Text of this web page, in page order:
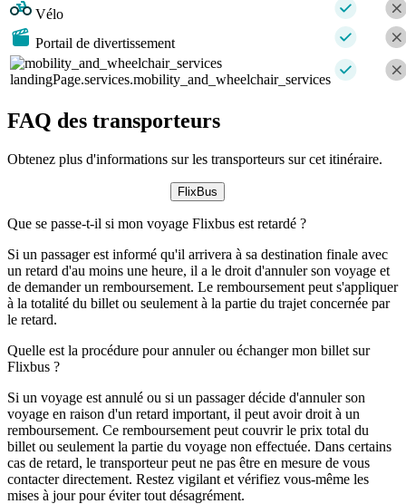
Vélo
Portail de divertissement
landingPage.services.mobility_and_wheelchair_services
FAQ des transporteurs
Obtenez plus d'informations sur les transporteurs sur cet itinéraire.
FlixBus
Que se passe-t-il si mon voyage Flixbus est retardé ?
Si un passager est informé qu'il arrivera à sa destination finale avec
un retard d'au moins une heure, il a le droit d'annuler son voyage et
de demander un remboursement. Le remboursement peut s'appliquer
à la totalité du billet ou seulement à la partie du trajet concernée par
le retard.
Quelle est la procédure pour annuler ou échanger mon billet sur
Flixbus ?
Si un voyage est annulé ou si un passager décide d'annuler son
voyage en raison d'un retard important, il peut avoir droit à un
remboursement. Ce remboursement peut couvrir le prix total du
billet ou seulement la partie du voyage non effectuée. Dans certains
cas de retard, le transporteur peut ne pas être en mesure de vous
contacter directement. Restez vigilant et vérifiez vous-même les
mises à jour pour éviter tout désagrément.